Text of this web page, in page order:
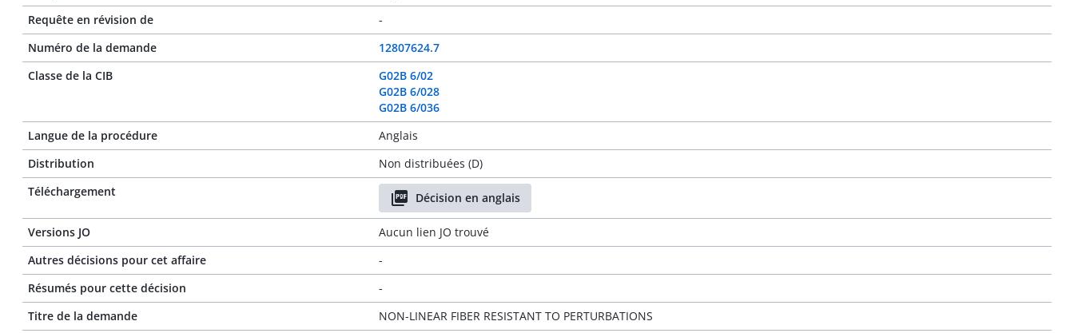
Requête en révision de
-
Numéro de la demande
12807624.7
Classe de la CIB
G02B 6/02
G02B 6/028
G02B 6/036
Langue de la procédure
Anglais
Distribution
Non distribuées (D)
Téléchargement
Décision en anglais
Versions JO
Aucun lien JO trouvé
Autres décisions pour cet affaire
-
Résumés pour cette décision
-
Titre de la demande
NON-LINEAR FIBER RESISTANT TO PERTURBATIONS